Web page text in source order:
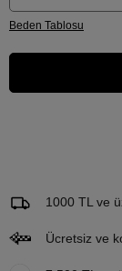
Beden Tablosu
Email Adresi
1000 TL ve
Ücretsiz ve